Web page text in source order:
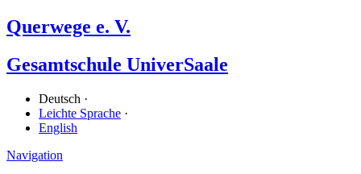
Querwege e. V.
Gesamtschule UniverSaale
Deutsch ·
Leichte Sprache ·
English
Navigation